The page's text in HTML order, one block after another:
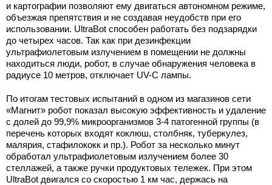
и картографии позволяют ему двигаться автономном режиме,
объезжая препятствия и не создавая неудобств при его
использовании. UltraBot способен работать без подзарядки
до четырех часов. Так как при дезинфекции
ультрафиолетовым излучением в помещении не должны
находиться люди, робот, в случае обнаружения человека в
радиусе 10 метров, отключает UV-C лампы.
По итогам тестовых испытаний в одном из магазинов сети
«Магнит» робот показал высокую эффективность и удаление
с долей до 99,9% микроорганизмов 3-4 патогенной группы (в
перечень которых входят коклюш, столбняк, туберкулез,
малярия, стафилококк и пр.). Робот за несколько минут
обработал ультрафиолетовым излучением более 30
стеллажей, а также ручки продуктовых тележек. При этом
UltraBot двигался со скоростью 1 км час, держась на